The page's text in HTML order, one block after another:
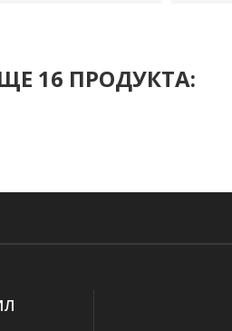
16 ПРОДУКТА: